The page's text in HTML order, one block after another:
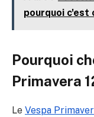
pourquoi c'est
Pourquoi
Primavera
Le Vespa